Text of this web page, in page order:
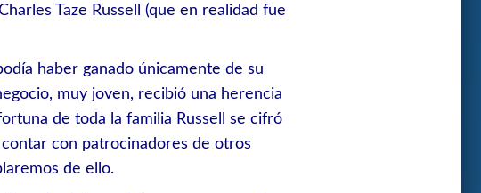
Taze Russell (que en realidad fue
haber ganado únicamente de su
muy joven, recibió una herencia
de toda la familia Russell se cifró
con patrocinadores de otros
de ello.